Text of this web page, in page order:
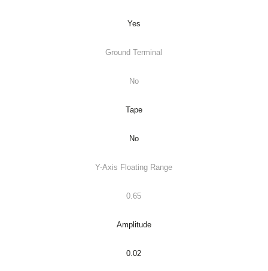
Yes
Ground Terminal
No
Tape
No
Y-Axis Floating Range
0.65
Amplitude
0.02